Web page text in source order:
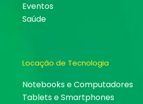
Eventos
Saúde
Locação de Tecnologia
Notebooks e Computadores
Tablets e Smartphones